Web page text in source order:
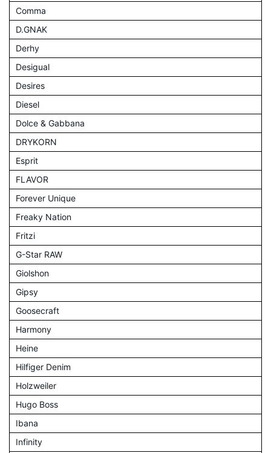
Comma
D.GNAK
Derhy
Desigual
Desires
Diesel
Dolce & Gabbana
DRYKORN
Esprit
FLAVOR
Forever Unique
Freaky Nation
Fritzi
G-Star RAW
Giolshon
Gipsy
Goosecraft
Harmony
Heine
Hilfiger Denim
Holzweiler
Hugo Boss
Ibana
Infinity